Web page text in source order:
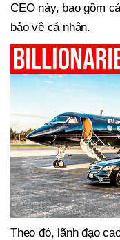
CEO này, bao gồm
bảo vệ cá nhân.
Theo đó, lãnh đạo